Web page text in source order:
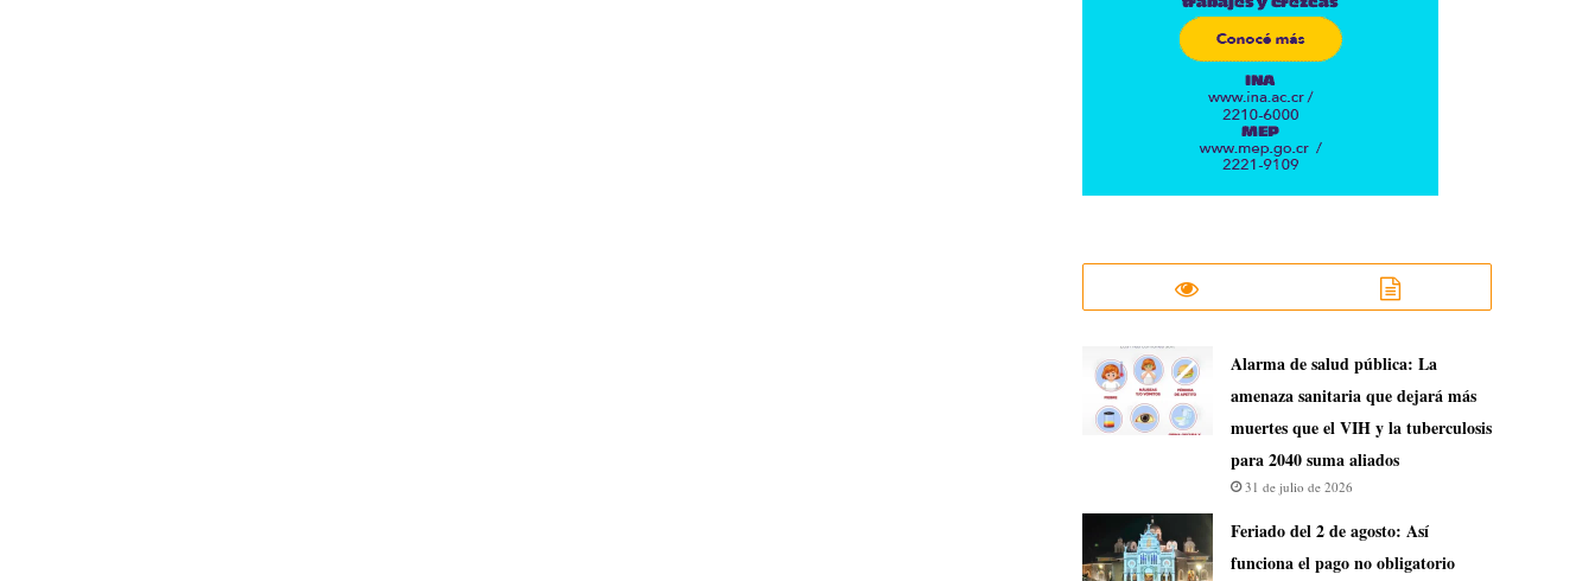
​Alarma de salud pública: La
amenaza sanitaria que dejará más
muertes que el VIH y la tuberculosis
para 2040 suma aliados
31 de julio de 2026
Feriado del 2 de agosto: Así
funciona el pago no obligatorio